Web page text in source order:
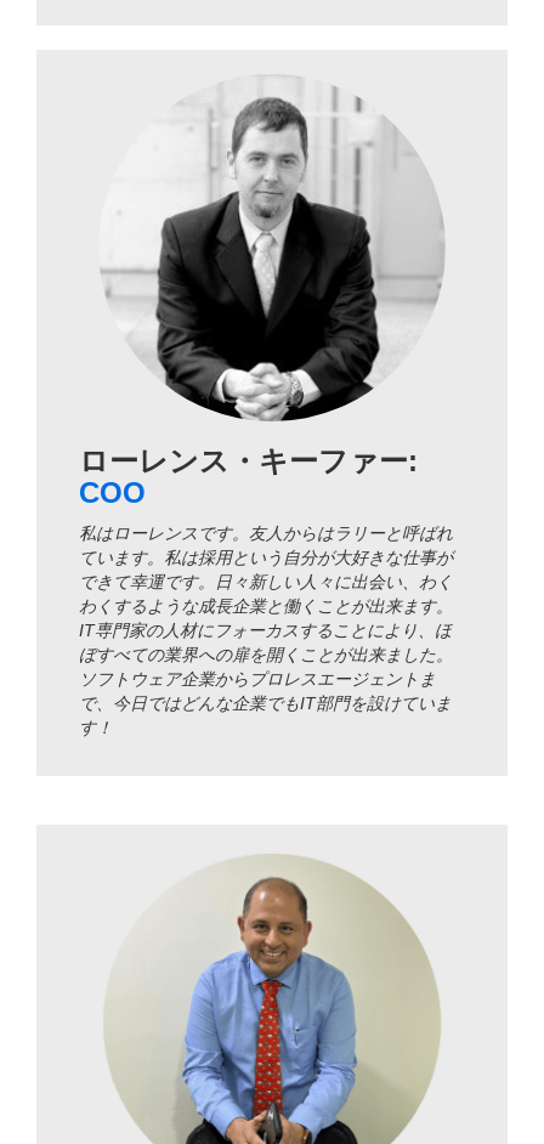
ローレンス・キーファー:
COO
私はローレンスです。友人からはラリーと呼ばれ
ています。私は採用という自分が大好きな仕事が
できて幸運です。日々新しい人々に出会い、わく
わくするような成長企業と働くことが出来ます。
IT専門家の人材にフォーカスすることにより、ほ
ぼすべての業界への扉を開くことが出来ました。
ソフトウェア企業からプロレスエージェントま
で、今日ではどんな企業でもIT部門を設けていま
す！